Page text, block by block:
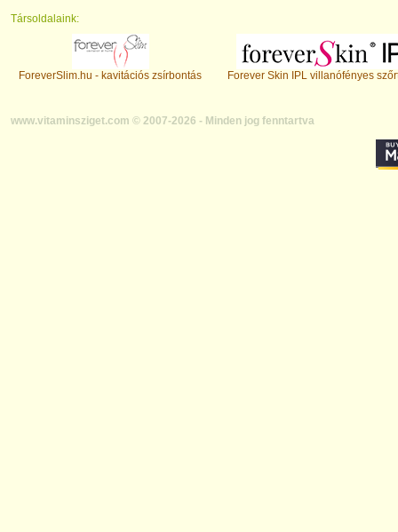
Társoldalaink:
ForeverSlim.hu - kavitációs zsírbontás Forever Skin IPL villanófényes
www.vitaminsziget.com © 2007-2026 - Minden jog fenntartva